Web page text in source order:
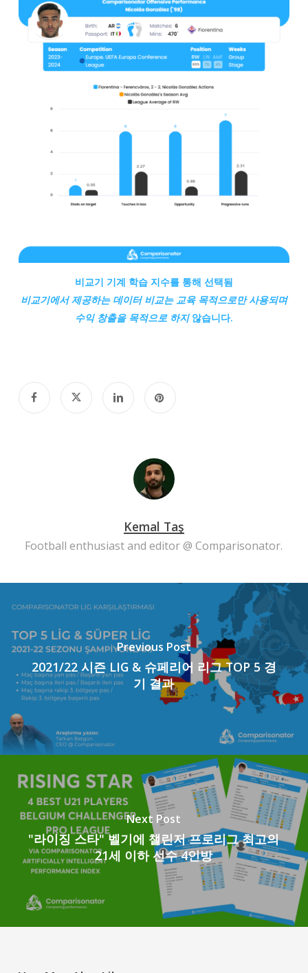
비교기 기계 학습 지수를 통해 선택됨
비교기에서제공하는 데이터 비교는 교육 목적으로만 사용되며
수익 창출을 목적으로 하지않습니다.
Kemal Taş
Football enthusiast and editor @ Comparisonator.
Previous Post
2021/22 시즌 LIG & 슈페리어 리그 TOP 5 경
기 결과
Next Post
"라이징 스타" 벨기에 챌린저 프로리그 최고의
21세 이하 선수 4인방